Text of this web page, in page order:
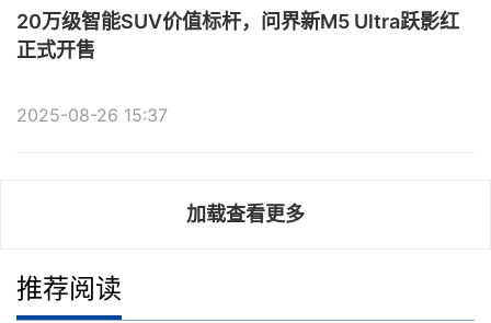
20万级智能SUV价值标杆，问界新M5 Ultra跃影红
正式开售
2025-08-26 15:37
加载查看更多
推荐阅读